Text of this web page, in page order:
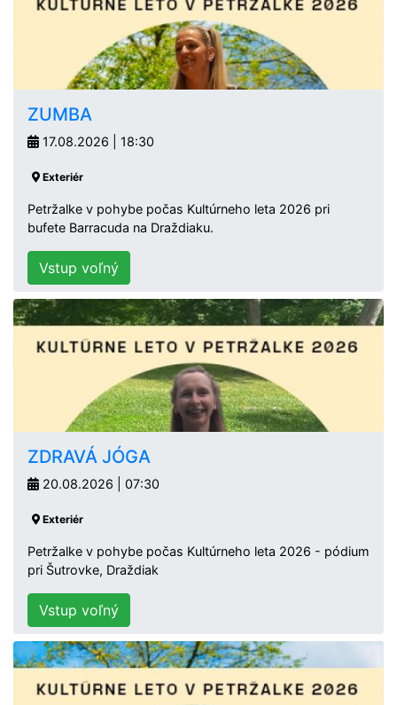
ZUMBA
17.08.2026 | 18:30
Exteriér
Petržalke v pohybe počas Kultúrneho leta 2026 pri
bufete Barracuda na Draždiaku.
Vstup voľný
ZDRAVÁ JÓGA
20.08.2026 | 07:30
Exteriér
Petržalke v pohybe počas Kultúrneho leta 2026 - pódium
pri Šutrovke, Draždiak
Vstup voľný